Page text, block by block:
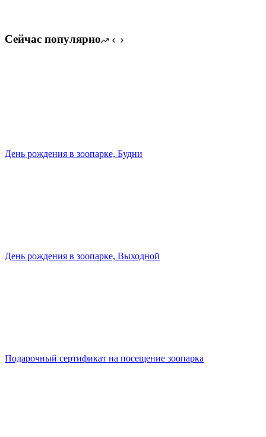
Сейчас популярно
День рождения в зоопарке, Будни
День рождения в зоопарке, Выходной
Подарочный сертификат на посещение зоопарка